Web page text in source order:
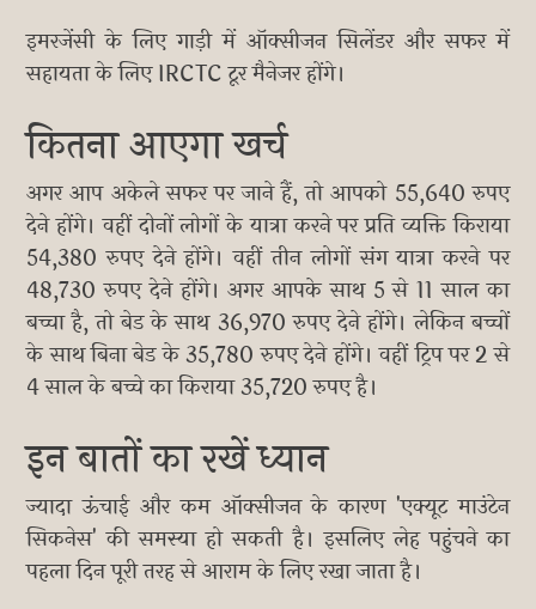
इमरजेंसी के लिए गाड़ी में ऑक्सीजन सिलेंडर और सफर में
सहायता के लिए IRCTC टूर मैनेजर होंगे।
कितना आएगा खर्च
अगर आप अकेले सफर पर जाने हैं, तो आपको 55,640 रुपए
देने होंगे। वहीं दोनों लोगों के यात्रा करने पर प्रति व्यक्ति किराया
54,380 रुपए देने होंगे। वहीं तीन लोगों संग यात्रा करने पर
48,730 रुपए देने होंगे। अगर आपके साथ 5 से 11 साल का
बच्चा है, तो बेड के साथ 36,970 रुपए देने होंगे। लेकिन बच्चों
के साथ बिना बेड के 35,780 रुपए देने होंगे। वहीं ट्रिप पर 2 से
4 साल के बच्चे का किराया 35,720 रुपए है।
इन बातों का रखें ध्यान
ज्यादा ऊंचाई और कम ऑक्सीजन के कारण 'एक्यूट माउंटेन
सिकनेस' की समस्या हो सकती है। इसलिए लेह पहुंचने का
पहला दिन पूरी तरह से आराम के लिए रखा जाता है।